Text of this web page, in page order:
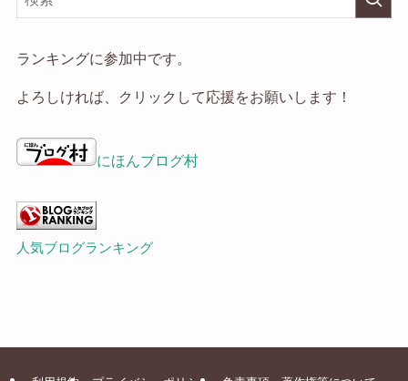
カ
ブ
ランキングに参加中です。
よろしければ、クリックして応援をお願いします！
にほんブログ村
人気ブログランキング